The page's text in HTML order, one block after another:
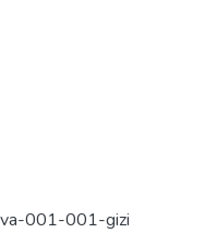
001-001-gizi